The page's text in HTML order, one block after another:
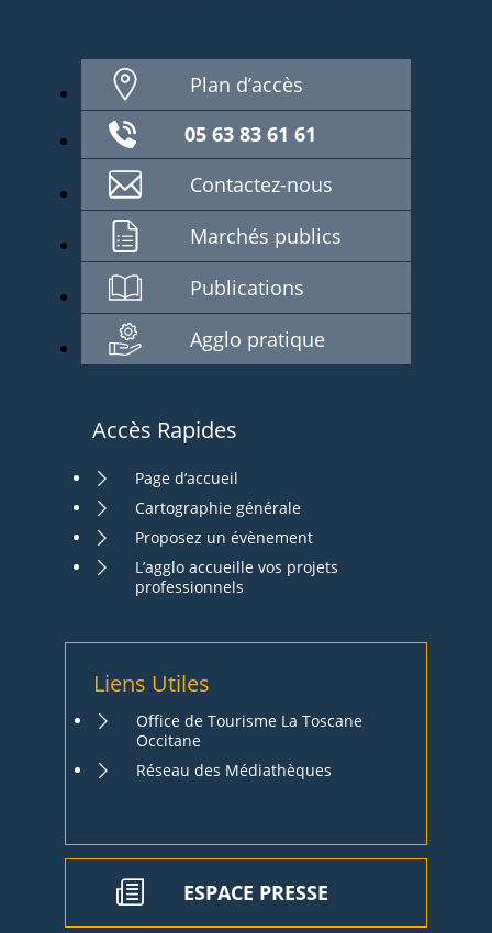
Plan d’accès
05 63 83 61 61
Contactez-nous
Marchés publics
Publications
Agglo pratique
Accès Rapides
Page d’accueil
Cartographie générale
Proposez un évènement
L’agglo accueille vos projets
professionnels
Liens Utiles
Office de Tourisme La Toscane
Occitane
Réseau des Médiathèques
ESPACE PRESSE